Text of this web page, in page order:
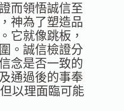
而領悟誠信至
神為了塑造品
它就像跳板，
。誠信檢證分
念是否一致的
通過後的事奉
以理面臨可能